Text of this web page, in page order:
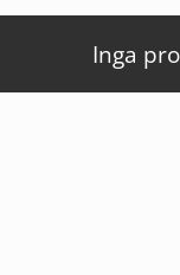
Inga